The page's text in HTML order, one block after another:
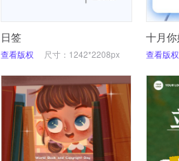
日签
查看版权 尺寸：1242*2208px 查看版权